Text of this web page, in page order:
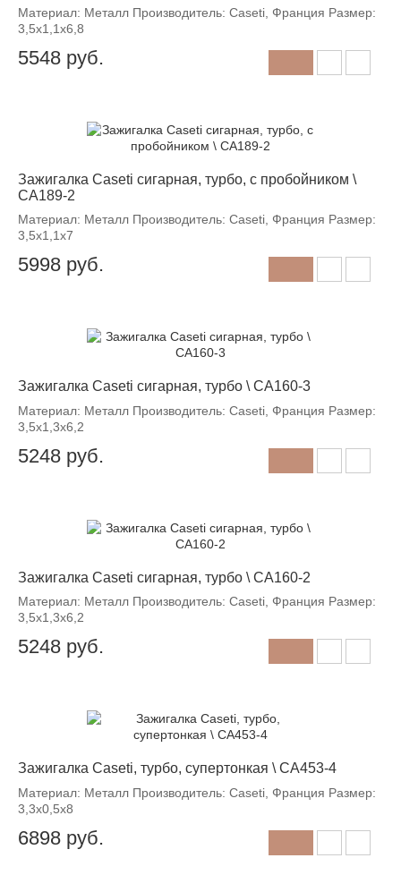
Материал: Металл Производитель: Caseti, Франция Размер:
3,5х1,1х6,8
5548 руб.
Зажигалка Caseti сигарная, турбо, с пробойником \
CA189-2
Материал: Металл Производитель: Caseti, Франция Размер:
3,5х1,1х7
5998 руб.
Зажигалка Caseti сигарная, турбо \ CA160-3
Материал: Металл Производитель: Caseti, Франция Размер:
3,5х1,3х6,2
5248 руб.
Зажигалка Caseti сигарная, турбо \ CA160-2
Материал: Металл Производитель: Caseti, Франция Размер:
3,5х1,3х6,2
5248 руб.
Зажигалка Caseti, турбо, супертонкая \ CA453-4
Материал: Металл Производитель: Caseti, Франция Размер:
3,3х0,5х8
6898 руб.